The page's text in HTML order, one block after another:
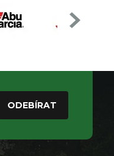
ODEBÍRAT